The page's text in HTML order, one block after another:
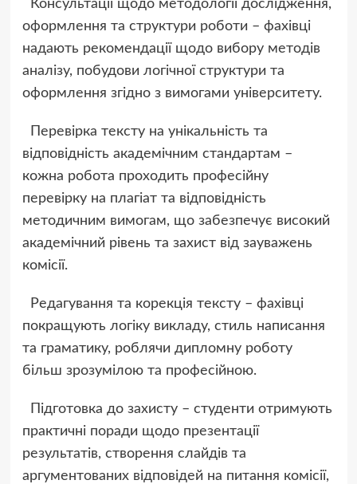
Консультації щодо методології дослідження,
оформлення та структури роботи – фахівці
надають рекомендації щодо вибору методів
аналізу, побудови логічної структури та
оформлення згідно з вимогами університету.
Перевірка тексту на унікальність та
відповідність академічним стандартам –
кожна робота проходить професійну
перевірку на плагіат та відповідність
методичним вимогам, що забезпечує високий
академічний рівень та захист від зауважень
комісії.
Редагування та корекція тексту – фахівці
покращують логіку викладу, стиль написання
та граматику, роблячи дипломну роботу
більш зрозумілою та професійною.
Підготовка до захисту – студенти отримують
практичні поради щодо презентації
результатів, створення слайдів та
аргументованих відповідей на питання комісії,